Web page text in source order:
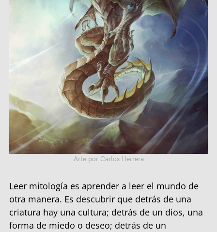
Arte por Carlos Herrera
Leer mitología es aprender a leer el mundo de
otra manera. Es descubrir que detrás de una
criatura hay una cultura; detrás de un dios, una
forma de miedo o deseo; detrás de un